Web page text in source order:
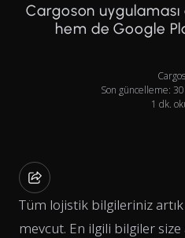
Cargoson
hem de Google
Son güncelleme:
1 dk.
Tüm lojistik bilgileriniz
mevcut. En ilgili bilgiler